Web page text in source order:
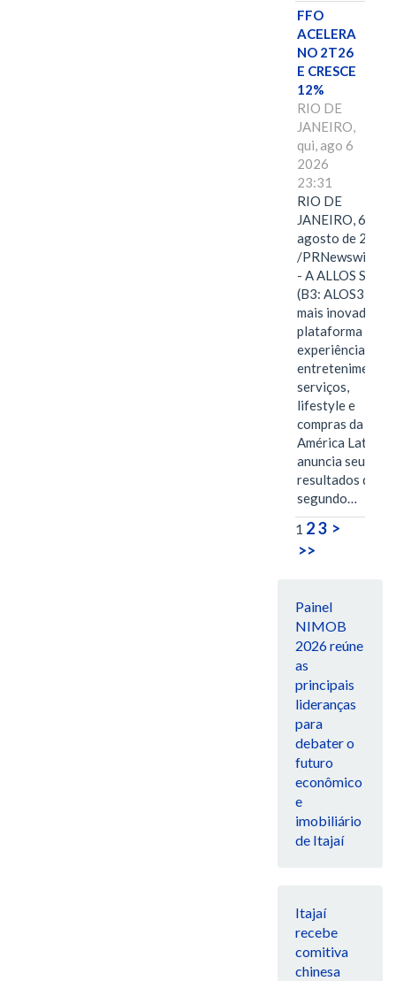
FFO
ACELERA
NO 2T26
E CRESCE
12%
RIO DE
JANEIRO,
qui, ago 6
2026
23:31
RIO DE
JANEIRO, 6 de
agosto de 2026
/PRNewswire/ -
- A ALLOS S.A.
(B3: ALOS3), a
mais inovadora
plataforma de
experiências,
entretenimento,
serviços,
lifestyle e
compras da
América Latina
anuncia seus
resultados do
segundo…
1 23 >
>>
Painel
NIMOB
2026 reúne
as
principais
lideranças
para
debater o
futuro
econômico
e
imobiliário
de Itajaí
Itajaí
recebe
comitiva
chinesa